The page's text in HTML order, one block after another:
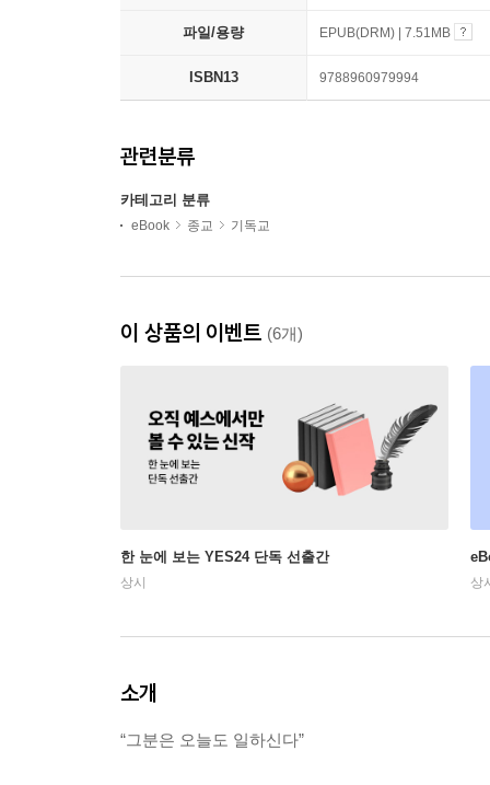
파일/용량 EPUB(DRM) | 7.51MB
ISBN13 9788960979994
관련분류
카테고리 분류
eBook 종교 기독교
이 상품의 이벤트 (6개)
한 눈에 보는 YES24 단독 선출간
상시 상
소개
“그분은 오늘도 일하신다”